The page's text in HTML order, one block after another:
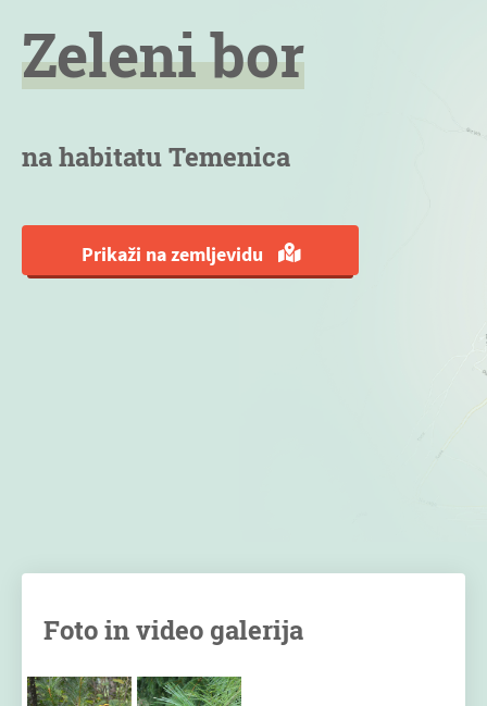
Zeleni bor
na habitatu Temenica
Prikaži na zemljevidu
Foto in video galerija